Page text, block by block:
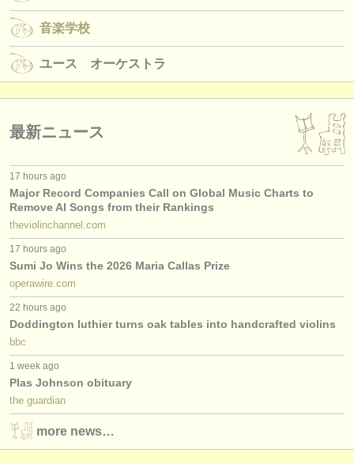
音楽学校
ユース オーケストラ
最新ニュース
17 hours ago
Major Record Companies Call on Global Music Charts to
Remove AI Songs from their Rankings
theviolinchannel.com
17 hours ago
Sumi Jo Wins the 2026 Maria Callas Prize
operawire.com
22 hours ago
Doddington luthier turns oak tables into handcrafted violins
bbc
1 week ago
Plas Johnson obituary
the guardian
more news…